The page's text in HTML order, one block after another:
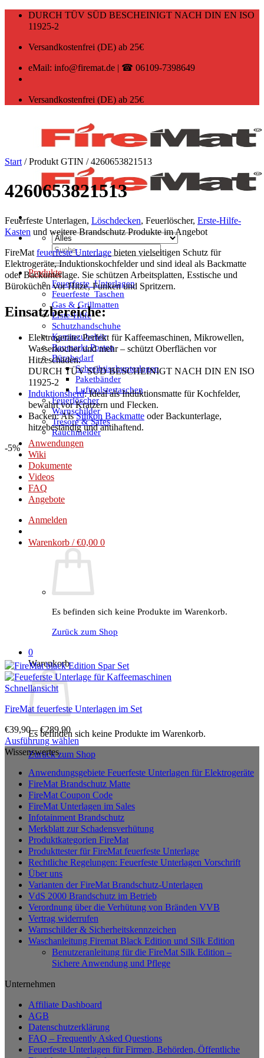
Zum
DURCH TÜV SÜD BESCHEINIGT NACH DIN EN ISO
11925-2
Versandkostenfrei (DE) ab 25€
eMail: info@firemat.de | ☎ 06109-7398649
Versandkostenfrei (DE) ab 25€
Suchen
nach:
Produkte
Feuerfeste_Unterlagen
Feuerfeste_Taschen
Gas & Grillmatten
Erste-Hilfe
Schutzhandschuhe
Kaminzubehör
Baumarkt Posten
Bürobedarf
Schreibtischunterlagen
Paketbänder
Luftpolstertaschen
Feuerlöscher
Warnschilder
Tresore & Safes
Rauchmelder
Anwendungen
Wiki
Dokumente
Videos
FAQ
Angebote
Anmelden
Warenkorb /€0,00 0
Es befinden sich keine Produkte im Warenkorb.
Zurück zum Shop
0
Warenkorb
Es befinden sich keine Produkte im Warenkorb.
Zurück zum Shop
Start /Produkt GTIN /4260653821513
4260653821513
Feuerfeste Unterlagen, Löschdecken, Feuerlöscher, Erste-Hilfe-
Kasten und weitere Brandschutz Produkte im Angebot
FireMat feuerfeste Unterlage bieten vielseitigen Schutz für
Elektrogeräte, Induktionskochfelder und sind ideal als Backmatte
oder Backunterlage. Sie schützen Arbeitsplatten, Esstische und
Büroküchen vor Hitze, Funken und Spritzern.
Einsatzbereiche:
Elektrogeräte: Perfekt für Kaffeemaschinen, Mikrowellen,
Wasserkocher und mehr – schützt Oberflächen vor
Hitzeschäden.
DURCH TÜV SÜD BESCHEINIGT NACH DIN EN ISO
11925-2
Induktionsherd: Ideal als Induktionsmatte für Kochfelder,
bewahrt vor Kratzern und Flecken.
Backen: AlsSilikon Backmatte oder Backunterlage,
hitzebeständig und antihaftend.
-5%
Schnellansicht
FireMat feuerfeste Unterlagen im Set
€39,90– €289,90
Ausführung wählen
Dieses
weist
mehrere
Varianten
Optionen
können
Produktseite
gewählt
werden
Wissenswertes
Anwendungsgebiete Feuerfeste Unterlagen für Elektrogeräte
FireMat Brandschutz Matte
FireMat Coupon Code
FireMat Unterlagen im Sales
Infotainment Brandschutz
Merkblatt zur Schadensverhütung
Produktkategorien FireMat
Produkttester für FireMat feuerfeste Unterlage
Rechtliche Regelungen: Feuerfeste Unterlagen Vorschrift
Über uns
Varianten der FireMat Brandschutz-Unterlagen
VdS 2000 Brandschutz im Betrieb
Verordnung über die Verhütung von Bränden VVB
Vertrag widerrufen
Warnschilder & Sicherheitskennzeichen
Waschanleitung Firemat Black Edition und Silk Edition
Benutzeranleitung für die FireMat Silk Edition –
Sichere Anwendung und Pflege
Unternehmen
Affiliate Dashboard
AGB
Datenschutzerklärung
FAQ – Frequently Asked Questions
Feuerfeste Unterlagen für Firmen, Behörden, Öffentliche